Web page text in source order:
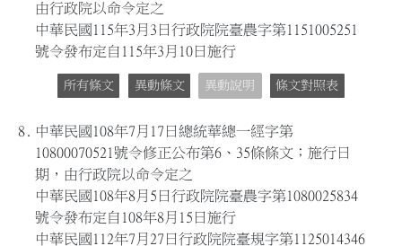
由行政院以命令定之
中華民國115年3月3日行政院院臺農字第1151005251
號令發布定自115年3月10日施行
所有條文 異動條文 異動說明 條文對照表
8.
中華民國108年7月17日總統華總一經字第
10800070521號令修正公布第6、35條條文；施行日
期，由行政院以命令定之
中華民國108年8月5日行政院院臺農字第1080025834
號令發布定自108年8月15日施行
中華民國112年7月27日行政院院臺規字第1125014346